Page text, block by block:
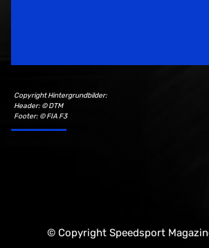
Copyright Hintergrundbilder:
Header: © DTM
Footer: © FIA F3
© Copyright Speedsport